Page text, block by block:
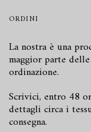
ORDINI
La nostra è una
maggior parte
ordinazione.
Scrivici, entro 48
dettagli circa i
consegna.